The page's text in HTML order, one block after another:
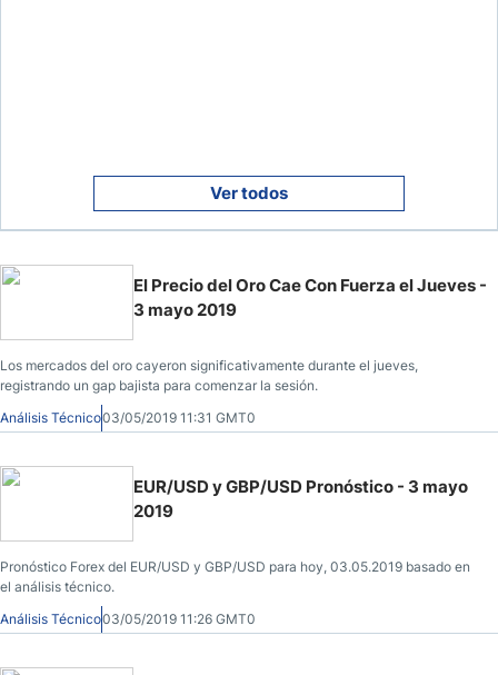
Ver todos
El Precio del Oro Cae Con Fuerza el Jueves -
3 mayo 2019
Los mercados del oro cayeron significativamente durante el jueves,
registrando un gap bajista para comenzar la sesión.
Análisis Técnico03/05/2019 11:31 GMT0
EUR/USD y GBP/USD Pronóstico - 3 mayo
2019
Pronóstico Forex del EUR/USD y GBP/USD para hoy, 03.05.2019 basado en
el análisis técnico.
Análisis Técnico03/05/2019 11:26 GMT0